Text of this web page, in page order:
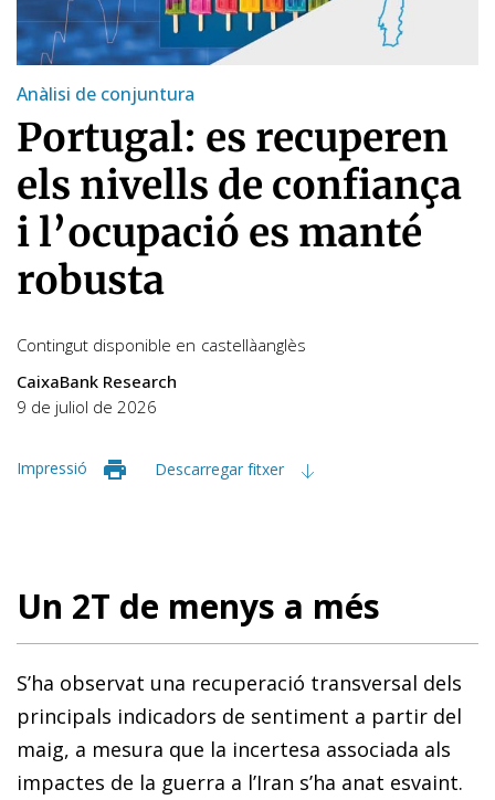
Anàlisi de conjuntura
Portugal: es recuperen
els nivells de confiança
i l’ocupació es manté
robusta
Contingut disponible en castellàanglès
CaixaBank Research
9 de juliol de 2026
Impressió Descarregar fitxer
Un 2T de menys a més
S’ha observat una recuperació transversal dels
principals indicadors de sentiment a partir del
maig, a mesura que la incertesa associada als
impactes de la guerra a l’Iran s’ha anat esvaint.